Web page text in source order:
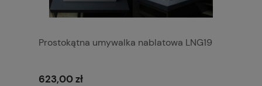
Prostokątna umywalka nablatowa LNG19
623,00 zł